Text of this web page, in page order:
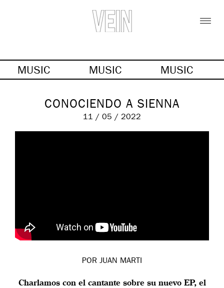
MUSIC MUSIC MUSIC
CONOCIENDO A SIENNA
11 / 05 / 2022
POR JUAN MARTI
Charlamos con el cantante sobre su nuevo EP, el